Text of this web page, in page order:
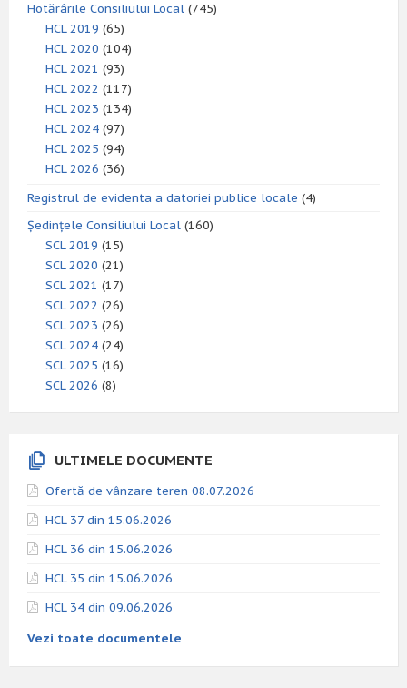
Hotărârile Consiliului Local (745)
HCL 2019 (65)
HCL 2020 (104)
HCL 2021 (93)
HCL 2022 (117)
HCL 2023 (134)
HCL 2024 (97)
HCL 2025 (94)
HCL 2026 (36)
Registrul de evidenta a datoriei publice locale (4)
Ședințele Consiliului Local (160)
SCL 2019 (15)
SCL 2020 (21)
SCL 2021 (17)
SCL 2022 (26)
SCL 2023 (26)
SCL 2024 (24)
SCL 2025 (16)
SCL 2026 (8)
ULTIMELE DOCUMENTE
Ofertă de vânzare teren 08.07.2026
HCL 37 din 15.06.2026
HCL 36 din 15.06.2026
HCL 35 din 15.06.2026
HCL 34 din 09.06.2026
Vezi toate documentele